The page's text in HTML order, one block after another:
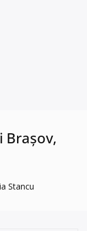
Brașov,
Stancu